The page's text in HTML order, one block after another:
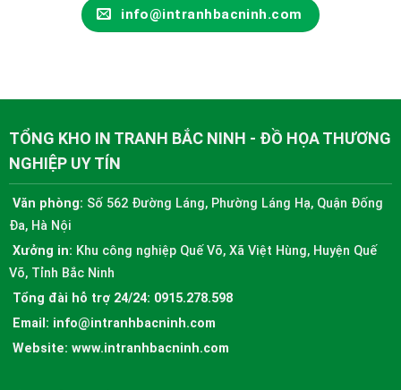
info@intranhbacninh.com
TỔNG KHO IN TRANH BẮC NINH - ĐỒ HỌA THƯƠNG
NGHIỆP UY TÍN
Văn phòng: Số 562 Đường Láng, Phường Láng Hạ, Quận Đống
Đa, Hà Nội
Xưởng in: Khu công nghiệp Quế Võ, Xã Việt Hùng, Huyện Quế
Võ, Tỉnh Bắc Ninh
Tổng đài hỗ trợ 24/24: 0915.278.598
Email: info@intranhbacninh.com
Website: www.intranhbacninh.com